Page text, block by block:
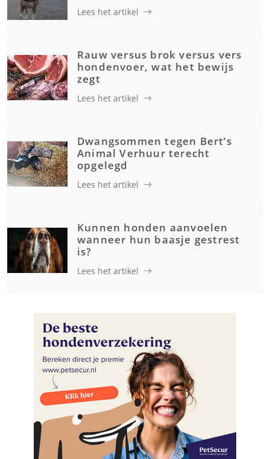
Lees het artikel
Rauw versus brok versus vers
hondenvoer, wat het bewijs
zegt
Lees het artikel
Dwangsommen tegen Bert’s
Animal Verhuur terecht
opgelegd
Lees het artikel
Kunnen honden aanvoelen
wanneer hun baasje gestrest
is?
Lees het artikel